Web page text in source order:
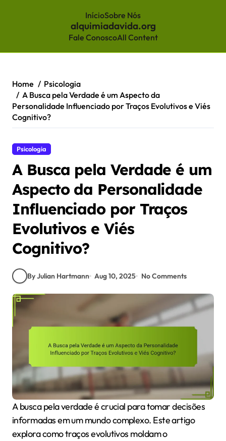
InícioSobre Nós
alquimiadavida.org
Fale ConoscoAll Content
content
Home
Psicologia
A Busca pela Verdade é um Aspecto da
Personalidade Influenciado por Traços Evolutivos e Viés
Cognitivo?
Psicologia
A Busca pela Verdade é um
Aspecto da Personalidade
Influenciado por Traços
Evolutivos e Viés
Cognitivo?
By Julian Hartmann Aug 10, 2025 No Comments
A busca pela verdade é crucial para tomar decisões
informadas em um mundo complexo. Este artigo
explora como traços evolutivos moldam o